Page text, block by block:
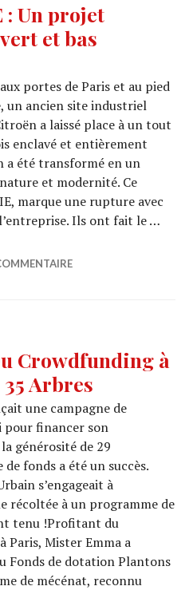
: Un projet
et bas
portes de Paris et au pied
un ancien site industriel
a laissé place à un tout
enclavé et entièrement
a été transformé en un
et modernité. Ce
marque une rupture avec
Ils ont fait le …
ENGIE : Un projet
Crowdfunding à
Arbres
une campagne de
pour financer son
générosité de 29
fonds a été un succès.
s’engageait à
récoltée à un programme de
tenu !Profitant du
Paris, Mister Emma a
Fonds de dotation Plantons
de mécénat, reconnu